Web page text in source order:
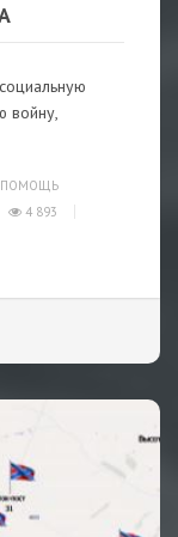
войну,
ПОМОЩЬ
4 893